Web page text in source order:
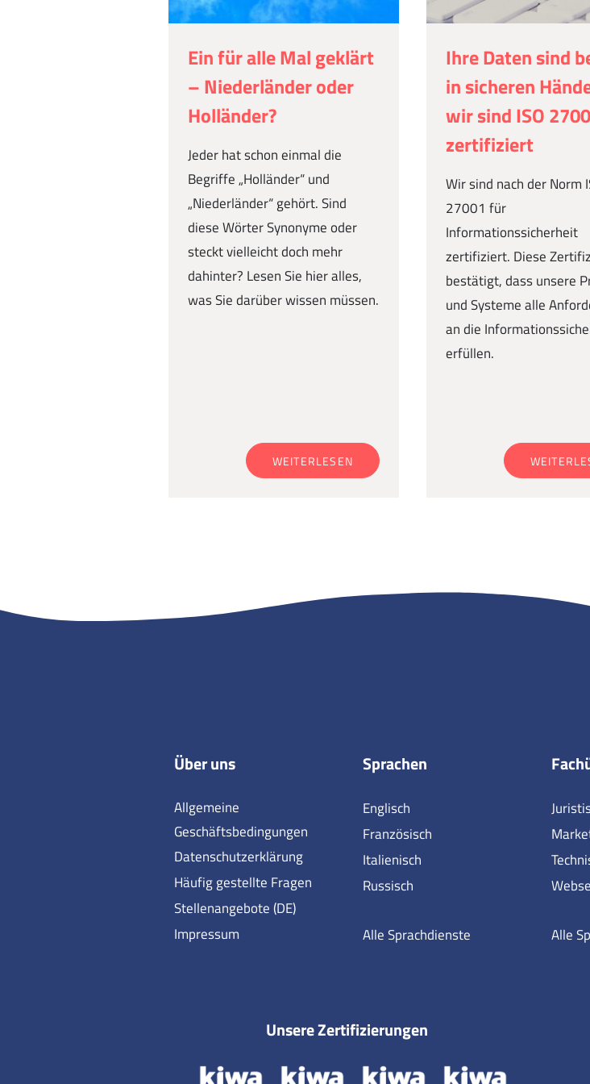
Ein für alle Mal geklärt
– Niederländer oder
Holländer?
Jeder hat schon einmal die
Begriffe „Holländer“ und
„Niederländer“ gehört. Sind
diese Wörter Synonyme oder
steckt vielleicht doch mehr
dahinter? Lesen Sie hier alles,
was Sie darüber wissen müssen.
WEITERLESEN
Ihre Daten sind
in sicheren
wir sind ISO
zertifiziert
Wir sind nach der Norm
27001 für
Informationssicherheit
zertifiziert. Diese
bestätigt, dass unsere
und Systeme alle
an die
erfüllen.
Über uns
Allgemeine
Geschäftsbedingungen
Datenschutzerklärung
Häufig gestellte Fragen
Stellenangebote (DE)
Impressum
Sprachen
Englisch
Französisch
Italienisch
Russisch
Alle Sprachdienste Alle
Unsere Zertifizierungen